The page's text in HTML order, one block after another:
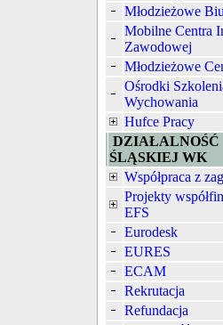
Młodzieżowe
Mobilne Centra
Zawodowej
Młodzieżowe
Ośrodki
Wychowania
Hufce Pracy
DZIAŁALNOŚĆ
ŚLĄSKIEJ WK
Współpraca z
Projekty
EFS
Eurodesk
EURES
ECAM
Rekrutacja
Refundacja